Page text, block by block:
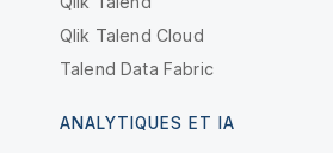
Qlik Talend Cloud
Talend Data Fabric
ANALYTIQUES ET IA